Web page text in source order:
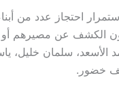
احتجاز عدد من
اعتقالهم خلال شهر أيار/مايو 2026، دون
الأسعد، سلمان خليل،
خضور.